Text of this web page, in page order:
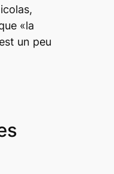
«la
un peu